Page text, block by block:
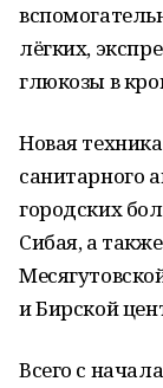
лёгких,
глюкозы в
Новая
санитарного
городских
Сибая, а
и Бирской
Всего с